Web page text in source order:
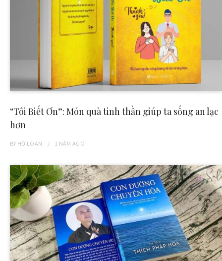
“Tôi Biết Ơn”: Món quà tinh thần giúp ta sống an lạc
hơn
BY HỒ LOAN 1 NĂM AGO